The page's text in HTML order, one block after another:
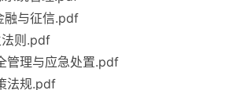
融与征信.pdf
法则.pdf
管理与应急处置.pdf
法规.pdf